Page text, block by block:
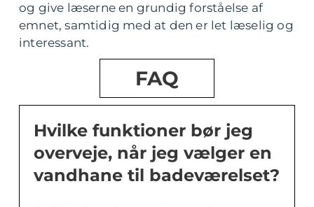
og give læserne en grundig forståelse af
emnet, samtidig med at den er let læselig og
interessant.
FAQ
Hvilke funktioner bør jeg
overveje, når jeg vælger en
vandhane til badeværelset?